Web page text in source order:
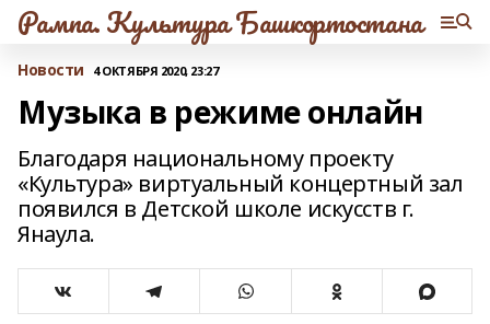
Рампа. Культура Башкортостана
Новости 4 ОКТЯБРЯ 2020, 23:27
Музыка в режиме онлайн
Благодаря национальному проекту
«Культура» виртуальный концертный зал
появился в Детской школе искусств г.
Янаула.